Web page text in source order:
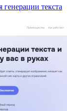
текста